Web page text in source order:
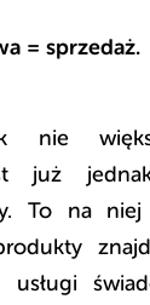
= sprzedaż.
nie
już
To na